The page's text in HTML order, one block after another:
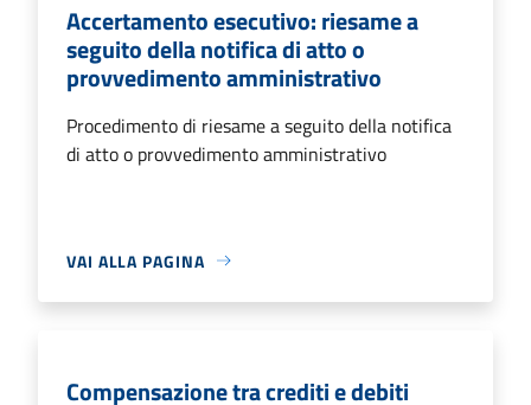
Accertamento esecutivo: riesame a
seguito della notifica di atto o
provvedimento amministrativo
Procedimento di riesame a seguito della notifica
di atto o provvedimento amministrativo
VAI ALLA PAGINA
Compensazione tra crediti e debiti